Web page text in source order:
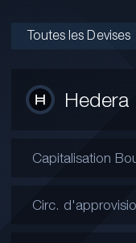
Toutes les Devises
Hedera
Capitalisation
Circ.